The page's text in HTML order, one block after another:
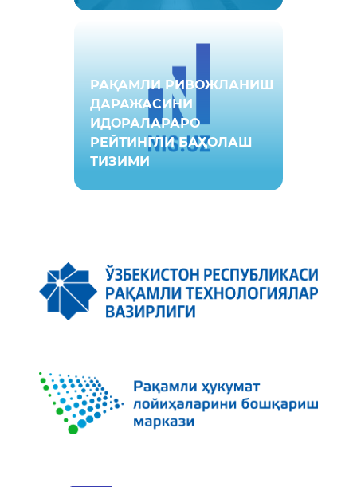
РАҚАМЛИ РИВОЖЛАНИШ
ДАРАЖАСИНИ
ИДОРАЛАРАРО
РЕЙТИНГЛИ БАҲОЛАШ
ТИЗИМИ